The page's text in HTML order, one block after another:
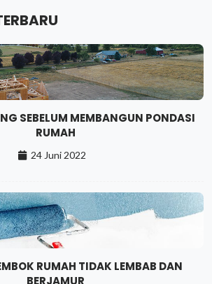
SEBELUM MEMBANGUN PONDASI
RUMAH
24 Juni 2022
RUMAH TIDAK LEMBAB DAN
BERJAMUR